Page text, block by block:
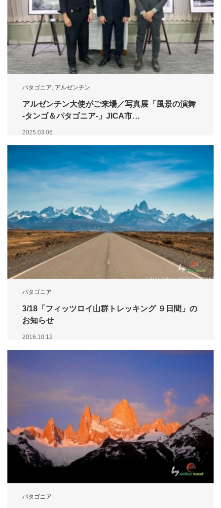
パタゴニア, アルゼンチン
アルゼンチン大使がご来場／写真展「風景の演舞
-タンゴ＆パタゴニア-」JICA市…
2025.03.06
パタゴニア
3/18「フィッツロイ山群トレッキング ９日間」の
お知らせ
2016.10.12
パタゴニア